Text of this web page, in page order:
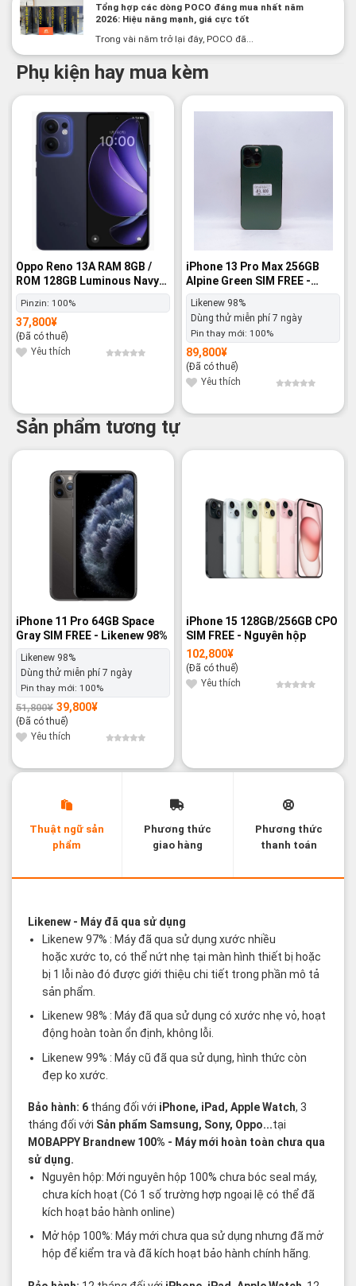
Tổng hợp các dòng POCO đáng mua nhất năm
2026: Hiệu năng mạnh, giá cực tốt
Trong vài năm trở lại đây, POCO đã...
Phụ kiện hay mua kèm
Oppo Reno 13A RAM 8GB /
ROM 128GB Luminous Navy
SIM FREE - Nguyên hộp
Pinzin: 100%
37,800¥
(Đã có thuế)
Yêu thích
iPhone 13 Pro Max 256GB
Alpine Green SIM FREE -
Likenew 98%
Likenew 98%
Dùng thử miễn phí 7 ngày
Pin thay mới: 100%
89,800¥
(Đã có thuế)
Yêu thích
Sản phẩm tương tự
-23%
iPhone 11 Pro 64GB Space
Gray SIM FREE - Likenew 98%
Likenew 98%
Dùng thử miễn phí 7 ngày
Pin thay mới: 100%
51,800¥
Giá
gốc
là:
51,800¥.
39,800¥
Giá
hiện
tại
là:
39,800¥.
(Đã có thuế)
Yêu thích
iPhone 15 128GB/256GB CPO
SIM FREE - Nguyên hộp
102,800¥
(Đã có thuế)
Yêu thích
Thuật ngữ sản
phẩm
Phương thức
giao hàng
Phương thức
thanh toán
Likenew- Máy đã qua sử dụng
Likenew 97% : Máy đã qua sử dụng xước nhiều
hoặc xước to, có thể nứt nhẹ tại màn hình thiết bị hoặc
bị 1 lỗi nào đó được giới thiệu chi tiết trong phần mô tả
sản phẩm.
Likenew 98% : Máy đã qua sử dụng có xước nhẹ vỏ, hoạt
động hoàn toàn ổn định, không lỗi.
Likenew 99% : Máy cũ đã qua sử dụng, hình thức còn
đẹp ko xước.
Bảo hành: 6 tháng đối với iPhone, iPad, Apple Watch, 3
tháng đối với Sản phẩm Samsung, Sony, Oppo...tại
MOBAPPY Brandnew 100% - Máy mới hoàn toàn chưa qua
sử dụng.
Nguyên hộp: Mới nguyên hộp 100% chưa bóc seal máy,
chưa kích hoạt (Có 1 số trường hợp ngoại lệ có thể đã
kích hoạt bảo hành online)
Mở hộp 100%: Máy mới chưa qua sử dụng nhưng đã mở
hộp để kiểm tra và đã kích hoạt bảo hành chính hãng.